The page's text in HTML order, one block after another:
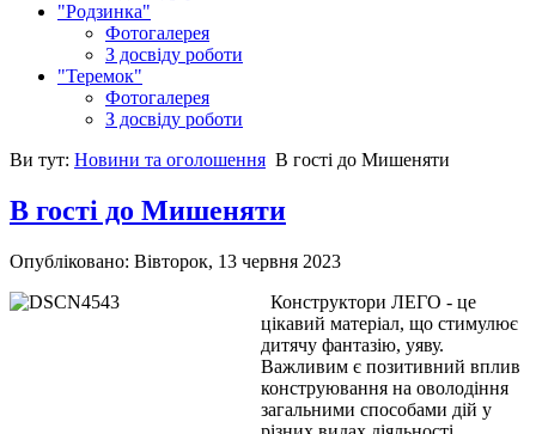
"Родзинка"
Фотогалерея
З досвіду роботи
"Теремок"
Фотогалерея
З досвіду роботи
Ви тут: Новини та оголошення В гості до Мишеняти
В гості до Мишеняти
Опубліковано: Вівторок, 13 червня 2023
Конструктори ЛЕГО - це
цікавий матеріал, що стимулює
дитячу фантазію, уяву.
Важливим є позитивний вплив
конструювання на оволодіння
загальними способами дій у